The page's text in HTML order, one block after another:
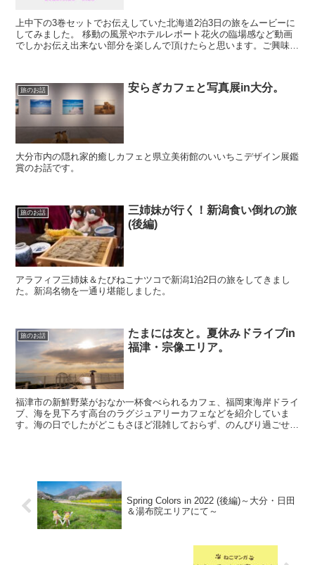
上中下の3巻セットでお伝えしていた北海道2泊3日の旅をムービーに
してみました。 移動の風景やホテルレポート花火の臨場感など動画
でしかお伝え出来ない部分を楽しんで頂けたらと思います。ご興味あ
旅のお話 安らぎカフェと写真展in大分。
大分市内の隠れ家的癒しカフェと県立美術館のいいちこデザイン展鑑
賞のお話です。
旅のお話
三姉妹が行く！新潟食い倒れの旅
(後編)
アラフィフ三姉妹＆たびねこナツコで新潟1泊2日の旅をしてきまし
た。新潟名物を一通り堪能しました。
旅のお話
たまには友と。夏休みドライブin
福津・宗像エリア。
福津市の新鮮野菜がおなか一杯食べられるカフェ、福岡東海岸ドライ
ブ、海を見下ろす高台のラグジュアリーカフェなどを紹介していま
す。海の日でしたがどこもさほど混雑しておらず、のんびり過ごせる
Spring Colors in 2022 (後編)～大分・日田
＆湯布院エリアにて～